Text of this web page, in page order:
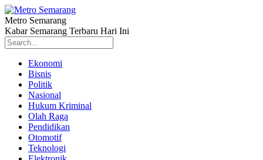
Metro Semarang
Kabar Semarang Terbaru Hari Ini
Ekonomi
Bisnis
Politik
Nasional
Hukum Kriminal
Olah Raga
Pendidikan
Otomotif
Teknologi